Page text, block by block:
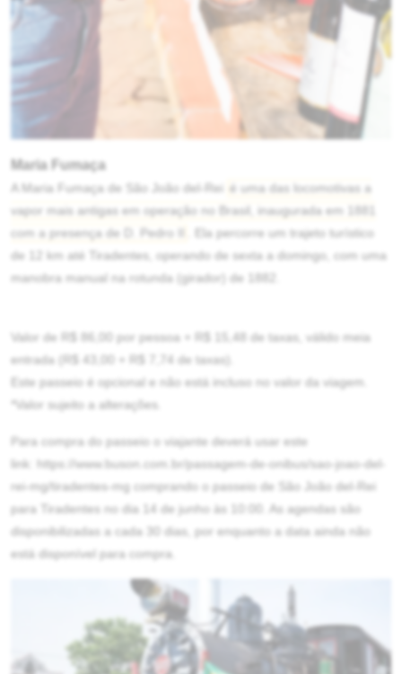
Maria Fumaça
A Maria Fumaça de São João del-Rei
é uma das locomotivas a
vapor mais antigas em operação no Brasil, inaugurada em 1881
com a presença de D. Pedro II
. Ela percorre um trajeto turístico
de 12 km até Tiradentes, operando de sexta a domingo, com uma
manobra manual na rotunda (girador) de 1882.
Valor de R$ 86,00 por pessoa + R$ 15,48 de taxas, válido meia
entrada (R$ 43,00 + R$ 7,74 de taxas).
Este passeio é opcional e não está incluso no valor da viagem.
*Valor sujeito a alterações
Para compra do passeio o viajante deverá usar este
link:
https://www.buson.com.br/passagem-de-onibus/sao-joao-del-
rei-mg/tiradentes-mg comprando o passeio de São João del-Rei
para Tiradentes no dia 14 de junho às 10:00. As agendas são
disponibilizadas a cada 30 dias, por enquanto a data ainda não
está disponível para compra.